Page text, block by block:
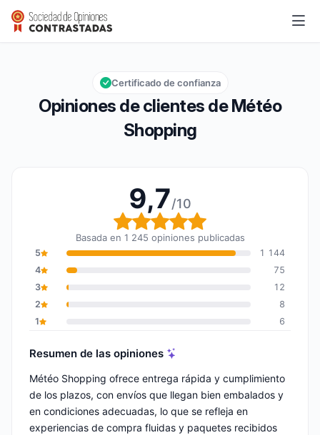
Météo Shopping
Calificación global: 9,7 de 10
9,7/10
Opiniones de clientes de Météo
Shopping
Certificado de confianza
9,7/10
Calificación global: 9,7
Basada en 1 245 opiniones publicadas
5
1 144
4
75
3
12
2
8
1
6
Resumen de las opiniones
Météo Shopping ofrece entrega rápida y cumplimiento
de los plazos, con envíos que llegan bien embalados y
en condiciones adecuadas, lo que se refleja en
experiencias de compra fluidas y paquetes recibidos